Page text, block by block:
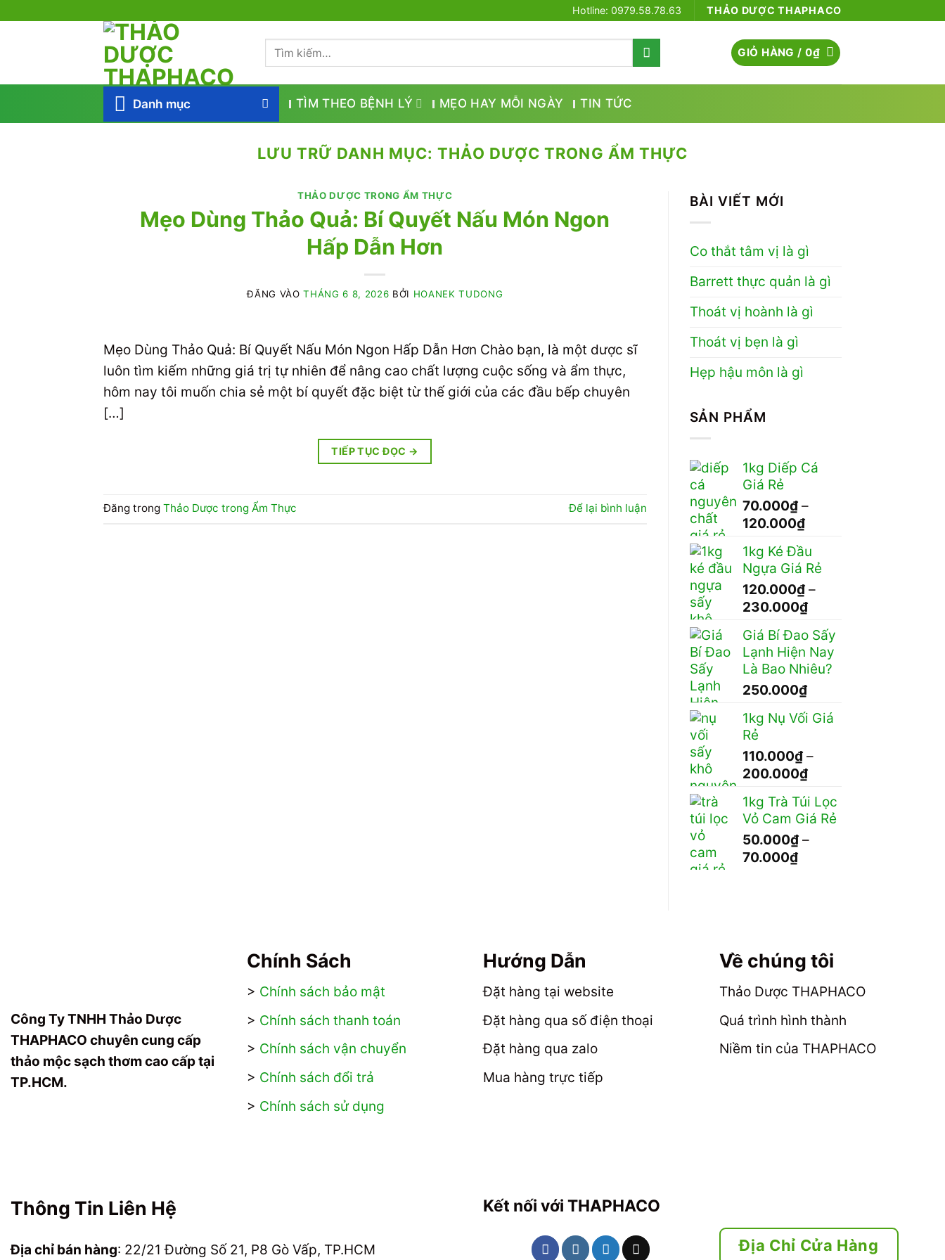
Hotline: 0979.58.78.63 THẢO DƯỢC THAPHACO
Tìm
GIỎ HÀNG /0₫
Danh mục TÌM THEO BỆNH LÝ MẸO HAY MỖI NGÀY TIN TỨC
LƯU TRỮ DANH MỤC:THẢO DƯỢC TRONG ẨM THỰC
THẢO DƯỢC TRONG ẨM THỰC
Mẹo Dùng Thảo Quả: Bí Quyết Nấu Món Ngon
Hấp Dẫn Hơn
ĐĂNG VÀOTHÁNG 6 8, 2026 BỞI HOANEK TUDONG
Mẹo Dùng Thảo Quả: Bí Quyết Nấu Món Ngon Hấp Dẫn Hơn Chào bạn, là một dược sĩ
luôn tìm kiếm những giá trị tự nhiên để nâng cao chất lượng cuộc sống và ẩm thực,
hôm nay tôi muốn chia sẻ một bí quyết đặc biệt từ thế giới của các đầu bếp chuyên
[…]
TIẾP TỤC ĐỌC →
Đăng trong Thảo Dược trong Ẩm Thực Để lại bình luận
BÀI VIẾT MỚI
Co thắt tâm vị là gì
Barrett thực quản là gì
Thoát vị hoành là gì
Thoát vị bẹn là gì
Hẹp hậu môn là gì
SẢN PHẨM
1kg Diếp Cá
Giá Rẻ
70.000₫ –
120.000₫Khoảng
từ
70.000₫
đến
120.000₫
1kg Ké Đầu
Ngựa Giá Rẻ
120.000₫ –
230.000₫Khoảng
từ
120.000₫
đến
Giá Bí Đao Sấy
Lạnh Hiện Nay
Là Bao Nhiêu?
250.000₫
1kg Nụ Vối Giá
Rẻ
110.000₫ –
200.000₫Khoảng
từ
110.000₫
đến
1kg Trà Túi Lọc
Vỏ Cam Giá Rẻ
50.000₫ –
70.000₫Khoảng
Công Ty TNHH Thảo Dược
THAPHACO chuyên cung cấp
thảo mộc sạch thơm cao cấp tại
TP.HCM.
Chính Sách
> Chính sách bảo mật
> Chính sách thanh toán
> Chính sách vận chuyển
> Chính sách đổi trả
> Chính sách sử dụng
Hướng Dẫn
Đặt hàng tại website
Đặt hàng qua số điện thoại
Đặt hàng qua zalo
Mua hàng trực tiếp
Về chúng tôi
Thảo Dược THAPHACO
Quá trình hình thành
Niềm tin của THAPHACO
Thông Tin Liên Hệ
Địa chỉ bán hàng: 22/21 Đường Số 21, P8 Gò Vấp, TP.HCM
Kết nối với THAPHACO
Địa Chỉ Cửa Hàng